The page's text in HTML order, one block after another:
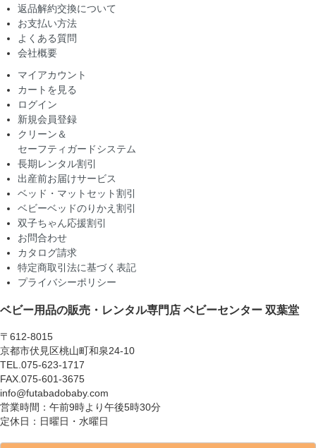
返品解約交換について
お支払い方法
よくある質問
会社概要
マイアカウント
カートを見る
ログイン
新規会員登録
クリーン＆
セーフティガードシステム
長期レンタル割引
出産前お届けサービス
ベッド・マットセット割引
ベビーベッドのりかえ割引
双子ちゃん応援割引
お問合わせ
カタログ請求
特定商取引法に基づく表記
プライバシーポリシー
ベビー用品の販売・レンタル専門店 ベビーセンター 双葉堂
〒612-8015
京都市伏見区桃山町和泉24-10
TEL.075-623-1717
FAX.075-601-3675
info@futabadobaby.com
営業時間：午前9時より午後5時30分
定休日：日曜日・水曜日